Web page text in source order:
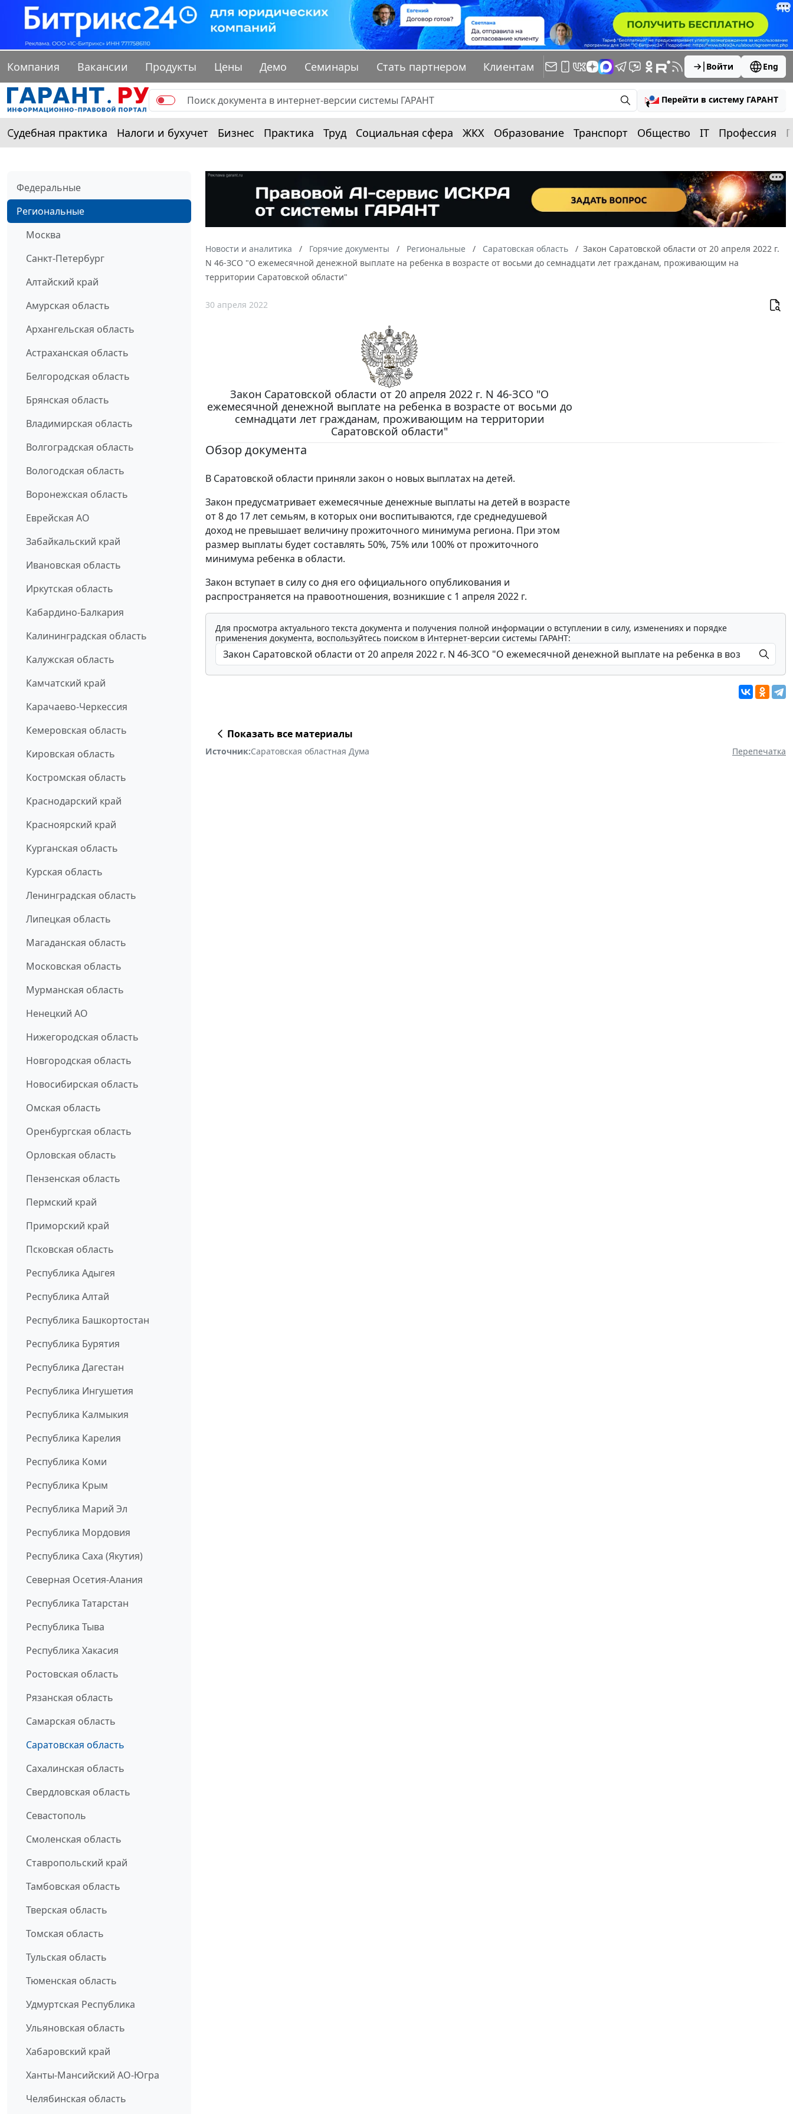
Компания Вакансии Продукты Цены Демо Семинары Стать партнером Клиентам Войти Eng
Перейти в систему ГАРАНТ
Судебная практика Налоги и бухучет Бизнес Практика Труд Социальная сфера ЖКХ Образование Транспорт Общество IT Профессия
Федеральные
Региональные
Москва
Санкт-Петербург
Алтайский край
Амурская область
Архангельская область
Астраханская область
Белгородская область
Брянская область
Владимирская область
Волгоградская область
Вологодская область
Воронежская область
Еврейская АО
Забайкальский край
Ивановская область
Иркутская область
Кабардино-Балкария
Калининградская область
Калужская область
Камчатский край
Карачаево-Черкессия
Кемеровская область
Кировская область
Костромская область
Краснодарский край
Красноярский край
Курганская область
Курская область
Ленинградская область
Липецкая область
Магаданская область
Московская область
Мурманская область
Ненецкий АО
Нижегородская область
Новгородская область
Новосибирская область
Омская область
Оренбургская область
Орловская область
Пензенская область
Пермский край
Приморский край
Псковская область
Республика Адыгея
Республика Алтай
Республика Башкортостан
Республика Бурятия
Республика Дагестан
Республика Ингушетия
Республика Калмыкия
Республика Карелия
Республика Коми
Республика Крым
Республика Марий Эл
Республика Мордовия
Республика Саха (Якутия)
Северная Осетия-Алания
Республика Татарстан
Республика Тыва
Республика Хакасия
Ростовская область
Рязанская область
Самарская область
Саратовская область
Сахалинская область
Свердловская область
Севастополь
Смоленская область
Ставропольский край
Тамбовская область
Тверская область
Томская область
Тульская область
Тюменская область
Удмуртская Республика
Ульяновская область
Хабаровский край
Ханты-Мансийский АО-Югра
Челябинская область
Новости и аналитика Горячие документы Региональные Саратовская область
Закон Саратовской области от 20 апреля 2022 г.
N 46-ЗСО "О ежемесячной денежной выплате на ребенка в возрасте от восьми до семнадцати лет гражданам, проживающим на
территории Саратовской области"
30 апреля 2022
Закон Саратовской области от 20 апреля 2022 г. N 46-ЗСО "О
ежемесячной денежной выплате на ребенка в возрасте от восьми до
семнадцати лет гражданам, проживающим на территории
Саратовской области"
Обзор документа
В Саратовской области приняли закон о новых выплатах на детей.
Закон предусматривает ежемесячные денежные выплаты на детей в возрасте
от 8 до 17 лет семьям, в которых они воспитываются, где среднедушевой
доход не превышает величину прожиточного минимума региона. При этом
размер выплаты будет составлять 50%, 75% или 100% от прожиточного
минимума ребенка в области.
Закон вступает в силу со дня его официального опубликования и
распространяется на правоотношения, возникшие с 1 апреля 2022 г.
Для просмотра актуального текста документа и получения полной информации о вступлении в силу, изменениях и порядке
применения документа, воспользуйтесь поиском в Интернет-версии системы ГАРАНТ:
Показать все материалы
Источник:Саратовская областная Дума Перепечатка